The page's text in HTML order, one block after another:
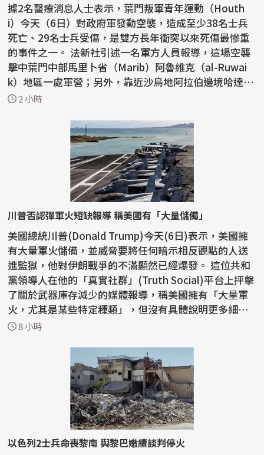
據2名醫療消息人士表示，葉門叛軍青年運動（Houth
i）今天（6日）對政府軍發動空襲，造成至少38名士兵
死亡、29名士兵受傷，是雙方長年衝突以來死傷最慘重
的事件之一。 法新社引述一名軍方人員報導，這場空襲
擊中葉門中部馬里卜省（Marib）阿魯維克（al-Ruwai
k）地區一處軍營；另外，靠近沙烏地阿拉伯邊境哈達拉
穆特省...
2 小時
川普否認彈軍火短缺報導 稱美國有「大量儲備」
美國總統川普(Donald Trump)今天(6日)表示，美國擁
有大量軍火儲備，並威脅要將任何暗示相反觀點的人送
進監獄，他對伊朗戰爭的不滿顯然已經爆發。 這位共和
黨領導人在他的「真實社群」(Truth Social)平台上抨擊
了關於武器庫存減少的媒體報導，稱美國擁有「大量軍
火，尤其是某些特定種類」，但沒有具體說明更多細
節。...
8 小時
以色列2士兵命喪黎南 與黎巴嫩續談判停火